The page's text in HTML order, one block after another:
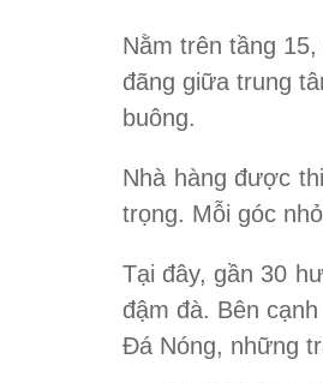
Nằm trên tầng
đãng giữa trung
buông.
Nhà hàng được
trọng. Mỗi góc
Tại đây, gần 30
đậm đà. Bên
Đá Nóng, những